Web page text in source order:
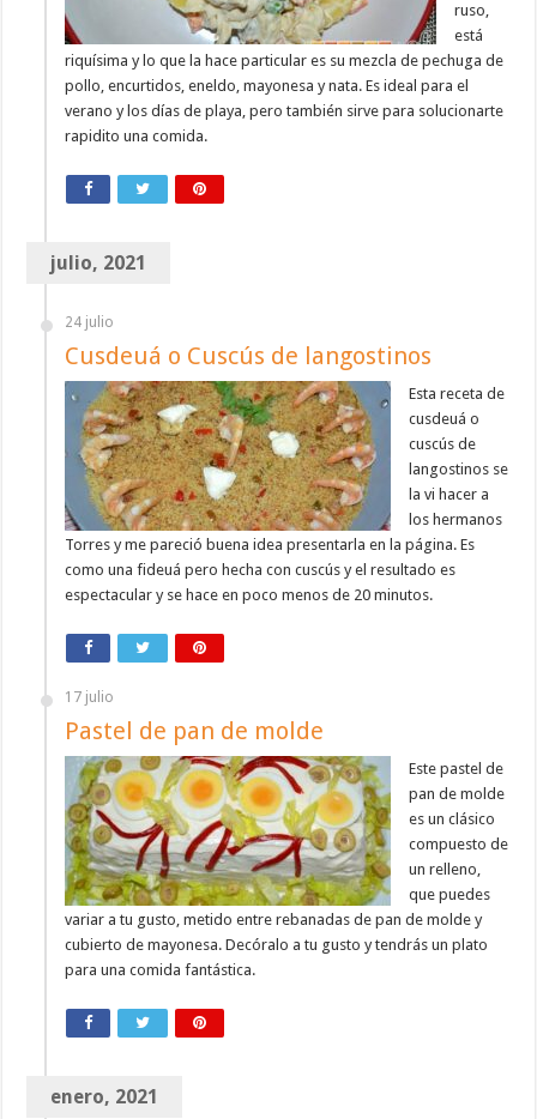
ruso,
está
riquísima y lo que la hace particular es su mezcla de pechuga de
pollo, encurtidos, eneldo, mayonesa y nata. Es ideal para el
verano y los días de playa, pero también sirve para solucionarte
rapidito una comida.
julio, 2021
24 julio
Cusdeuá o Cuscús de langostinos
Esta receta de
cusdeuá o
cuscús de
langostinos se
la vi hacer a
los hermanos
Torres y me pareció buena idea presentarla en la página. Es
como una fideuá pero hecha con cuscús y el resultado es
espectacular y se hace en poco menos de 20 minutos.
17 julio
Pastel de pan de molde
Este pastel de
pan de molde
es un clásico
compuesto de
un relleno,
que puedes
variar a tu gusto, metido entre rebanadas de pan de molde y
cubierto de mayonesa. Decóralo a tu gusto y tendrás un plato
para una comida fantástica.
enero, 2021